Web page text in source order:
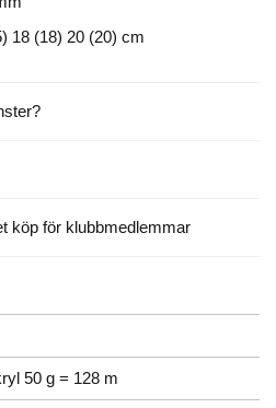
köp för klubbmedlemmar
18 (18) 20 (20) cm
50 g = 128 m